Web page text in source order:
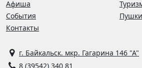
г. Байкальск. мкр. Гагарина 146 "А"
8 (39542) 340 81
Афиша
События
Контакты